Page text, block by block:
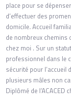
place pour se
d’effectuer des
domicile. Accueil
de nombreux chemins
chez moi . Sur un
professionnel dans le
sécurité pour l’accueil
plusieurs mâles non
Diplômé de